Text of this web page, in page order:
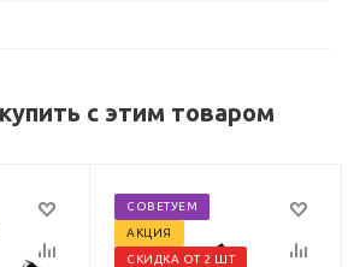
с этим товаром
СОВЕТУЕМ
АКЦИЯ
СКИДКА ОТ 2 ШТ